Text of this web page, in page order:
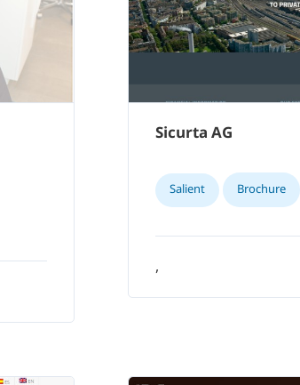
Sicurta AG
Salient Brochure
,